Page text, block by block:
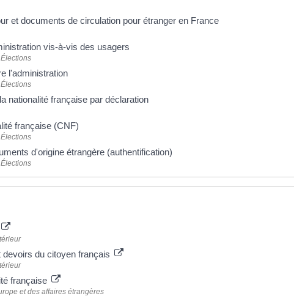
et documents de circulation pour étranger en France
vis-à-vis des usagers
l'administration
nationalité française par déclaration
française (CNF)
d'origine étrangère (authentification)
du citoyen français
française
et des affaires étrangères